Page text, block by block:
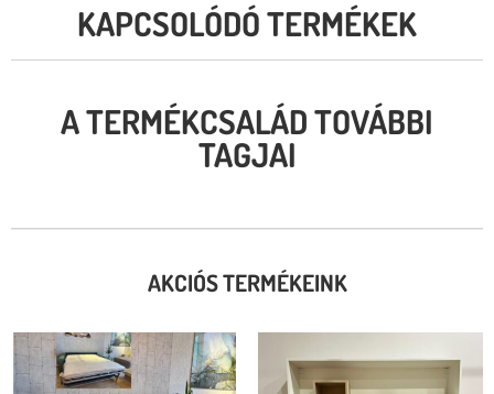
KAPCSOLÓDÓ TERMÉKEK
A TERMÉKCSALÁD TOVÁBBI
TAGJAI
AKCIÓS TERMÉKEINK